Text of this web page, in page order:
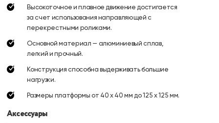
Высокоточное и плавное движение достигается
за счет использования направляющей с
перекрестными роликами.
Основной материал — алюминиевый сплав,
легкий и прочный.
Конструкция способна выдерживать большие
нагрузки.
Размеры платформы от 40 х 40 мм до 125 х 125 мм.
Аксессуары